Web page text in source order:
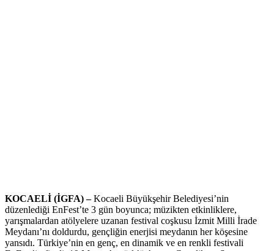
KOCAELİ (İGFA) –Kocaeli Büyükşehir Belediyesi’nin
düzenlediği EnFest’te 3 gün boyunca; müzikten etkinliklere,
yarışmalardan atölyelere uzanan festival coşkusu İzmit Milli İrade
Meydanı’nı doldurdu, gençliğin enerjisi meydanın her köşesine
yansıdı. Türkiye’nin en genç, en dinamik ve en renkli festivali